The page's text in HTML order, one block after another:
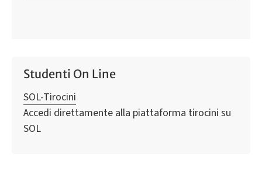
Studenti On Line
SOL-Tirocini
Accedi direttamente alla piattaforma tirocini su
SOL